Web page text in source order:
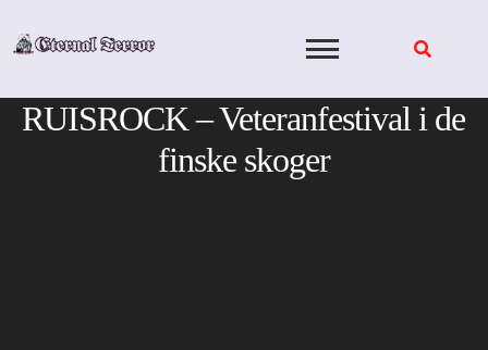
RUISROCK – Veteranfestival i de
finske skoger